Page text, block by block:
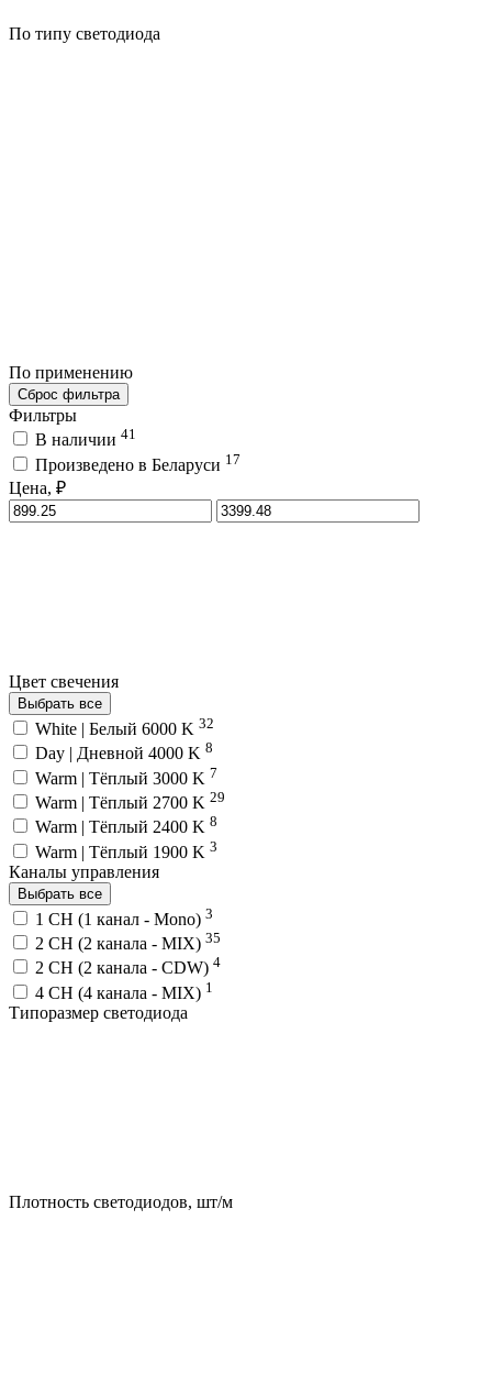
По типу светодиода
По применению
Сброс фильтра
Фильтры
В наличии 41
Произведено в Беларуси 17
Цена, ₽
Цвет свечения
Выбрать все
White | Белый 6000 K 32
Day | Дневной 4000 K 8
Warm | Тёплый 3000 K 7
Warm | Тёплый 2700 K 29
Warm | Тёплый 2400 K 8
Warm | Тёплый 1900 K 3
Каналы управления
Выбрать все
1 CH (1 канал - Mono) 3
2 CH (2 канала - MIX) 35
2 CH (2 канала - CDW) 4
4 CH (4 канала - MIX) 1
Типоразмер светодиода
Плотность светодиодов, шт/м